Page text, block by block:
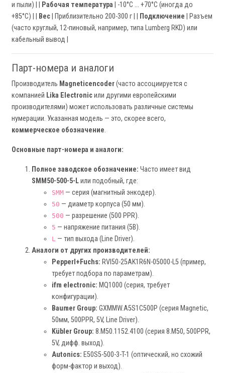
и пыли) | |
Рабочая температура | -10°C ... +70°C (иногда до
+85°C) | |
Вес | Приблизительно 200-300 г | | Подключение | Разъем
(часто круглый, 12-пиновый, например, типа Lumberg RKD) или
кабельный вывод |
Парт-номера и аналоги
Производитель Magneticencoder(часто ассоциируется с
компанией Lika Electronicили другими европейскими
производителями) может использовать различные системы
нумерации. Указанная модель — это, скорее всего,
коммерческое обозначение.
Основные парт-номера и аналоги:
Полное заводское обозначение: Часто имеет вид
SMM50-500-5-Lили подобный, где:
SMM — серия (магнитный энкодер).
50 — диаметр корпуса (50 мм).
500 — разрешение (500 PPR).
5 — напряжение питания (5В).
L — тип выхода (Line Driver).
Аналоги от других производителей:
Pepperl+Fuchs: RVI50-25AK1R6N-05000-L5 (пример,
требует подбора по параметрам).
ifm electronic: MQ1000 (серия, требует
конфигурации).
Baumer Group: GXMMW.A5S1C500P (серия Magnetic,
50мм, 500PPR, 5V, Line Driver).
Kübler Group: 8.M50.1152.4100 (серия 8.M50, 500PPR,
5V, дифф. выход).
Autonics: E50S5-500-3-T-1 (оптический, но схожий
форм-фактор и выход).